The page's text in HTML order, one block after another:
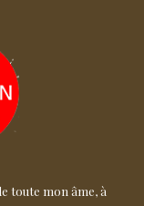
toute mon âme, à